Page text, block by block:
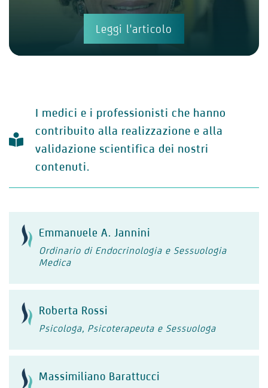
Leggi l'articolo
I medici e i professionisti che hanno
contribuito alla realizzazione e alla
validazione scientifica dei nostri
contenuti.
Emmanuele A. Jannini
Ordinario di Endocrinologia e Sessuologia
Medica
Roberta Rossi
Psicologa, Psicoterapeuta e Sessuologa
Massimiliano Barattucci